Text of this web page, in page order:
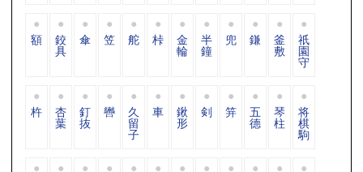
額 鉸
具
傘 笠 舵 桛 金
輪
半
鐘
兜 鎌 釜
敷
祇
園
守
杵 杏
葉
釘
抜
轡 久
留
子
車 鍬
形
剣 笄 五
德
琴
柱
将
棋
駒